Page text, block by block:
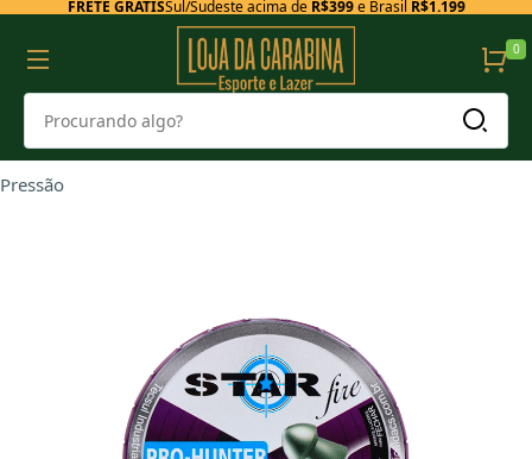
FRETE GRÁTISSul/Sudeste acima de R$399e Brasil R$1.199
0
Pressão